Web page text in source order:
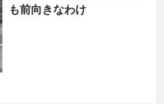
も前向きなわけ